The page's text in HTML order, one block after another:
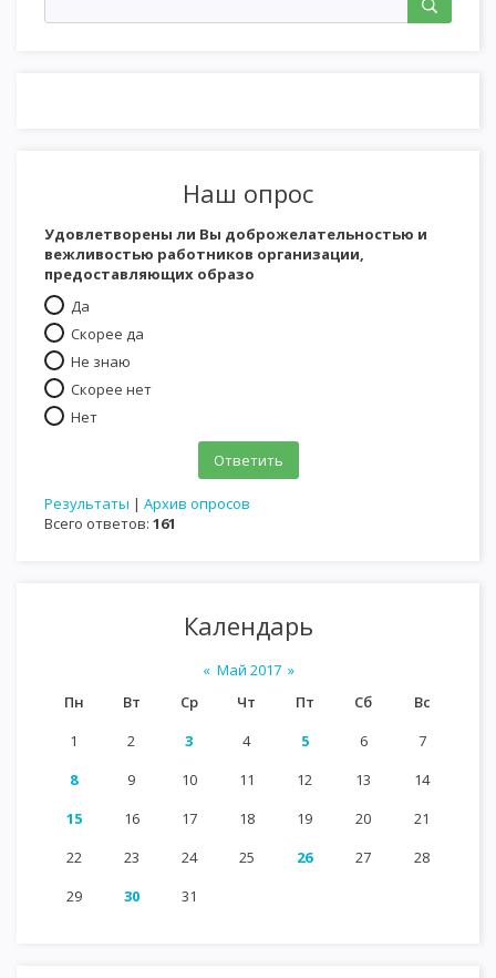
Наш опрос
Удовлетворены ли Вы доброжелательностью и
вежливостью работников организации,
предоставляющих образо
Да
Скорее да
Не знаю
Скорее нет
Нет
Результаты | Архив опросов
Всего ответов: 161
Календарь
« Май 2017 »
Пн
Вт Ср Чт Пт Сб
Вс
1
2 3 4 5 6
7
8
9 10 11 12 13
14
15
16 17 18 19 20
21
22
23 24 25 26 27
28
29
30 31